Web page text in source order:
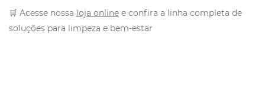
🛒 Acesse nossa loja online e confira a linha completa de
soluções para limpeza e bem-estar